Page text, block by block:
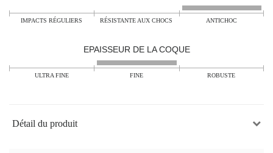
IMPACTS RÉGULIERS RÉSISTANTE AUX CHOCS ANTICHOC
EPAISSEUR DE LA COQUE
ULTRA FINE FINE ROBUSTE
Détail du produit